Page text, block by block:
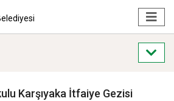
Karşıyaka İtfaiye Gezisi